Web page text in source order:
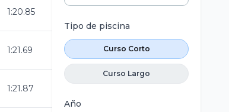
1:20.85
1:21.69
1:21.87
Tipo de piscina
Curso Corto
Curso Largo
Año